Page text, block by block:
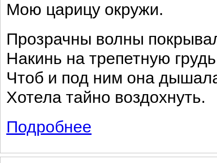
Мою царицу окружи.
Прозрачны волны
Накинь на трепетную
Чтоб и под ним она
Хотела тайно воздохнуть.
Подробнее